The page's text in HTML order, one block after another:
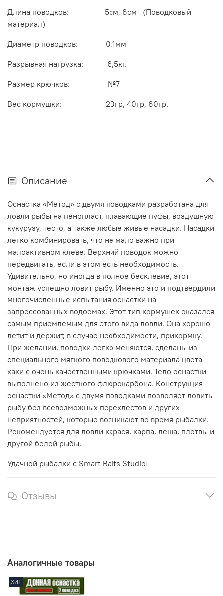
Длина поводков: 5см, 6см (Поводковый
материал)
Диаметр поводков: 0,1мм
Разрывная нагрузка: 6,5кг.
Размер крючков: №7
Вес кормушки: 20гр, 40гр, 60гр.
Описание
Оснастка «Метод» с двумя поводками разработана для
ловли рыбы на пенопласт, плавающие пуфы, воздушную
кукурузу, тесто, а также любые живые насадки. Насадки
легко комбинировать, что не мало важно при
малоактивном клеве. Верхний поводок можно
передвигать, если в этом есть необходимость.
Удивительно, но иногда в полное бесклевие, этот
монтаж успешно ловит рыбу. Именно это и подтвердили
многочисленные испытания оснастки на
запрессованных водоемах. Этот тип кормушек оказался
самым приемлемым для этого вида ловли. Она хорошо
летит и держит, в случае необходимости, прикормку.
При желании, поводки легко меняются, сделаны из
специального мягкого поводкового материала цвета
хаки с очень качественными крючками. Тело оснастки
выполнено из жесткого флюрокарбона. Конструкция
оснастки «Метод» с двумя поводками позволяет ловить
рыбу без всевозможных перехлестов и других
неприятностей, которые возникают во время рыбалки.
Рекомендуется для ловли карася, карпа, леща, плотвы и
другой белой рыбы.
Удачной рыбалки с Smart Baits Studio!
Отзывы
Аналогичные товары
ХИТ